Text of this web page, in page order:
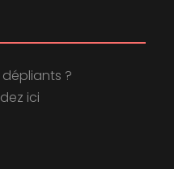
?
ici